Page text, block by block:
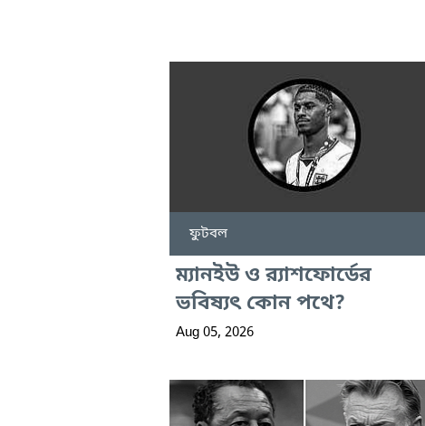
ফুটবল
ম্যানইউ ও র‍্যাশফোর্ডের
ভবিষ্যৎ কোন পথে?
Aug 05, 2026